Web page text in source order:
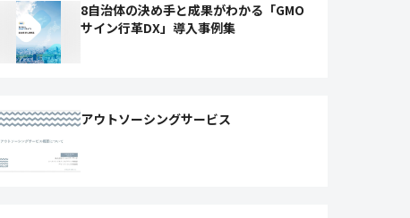
8自治体の決め手と成果がわかる「GMO
サイン行革DX」導入事例集
アウトソーシングサービス